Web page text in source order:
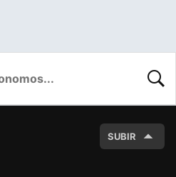
SUBIR